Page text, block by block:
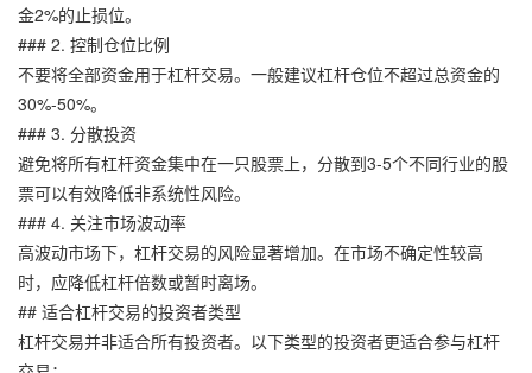
金2%的止损位。
### 2. 控制仓位比例
不要将全部资金用于杠杆交易。一般建议杠杆仓位不超过总资金的
30%-50%。
### 3. 分散投资
避免将所有杠杆资金集中在一只股票上，分散到3-5个不同行业的股
票可以有效降低非系统性风险。
### 4. 关注市场波动率
高波动市场下，杠杆交易的风险显著增加。在市场不确定性较高
时，应降低杠杆倍数或暂时离场。
## 适合杠杆交易的投资者类型
杠杆交易并非适合所有投资者。以下类型的投资者更适合参与杠杆